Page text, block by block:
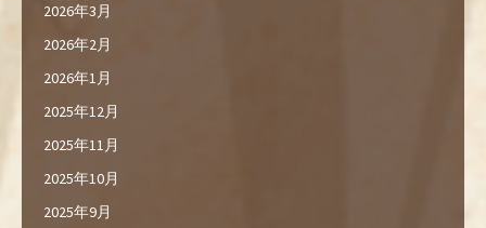
2026年3月
2026年2月
2026年1月
2025年12月
2025年11月
2025年10月
2025年9月